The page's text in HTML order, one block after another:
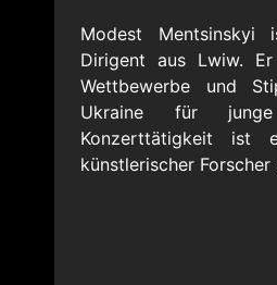
Modest
Dirigent aus Lwiw.
Wettbewerbe und
Ukraine für
Konzerttätigkeit ist
künstlerischer Forscher